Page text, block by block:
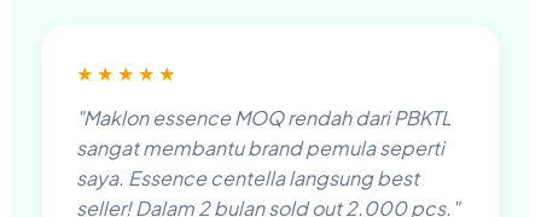
★★★★★
"Maklon essence MOQ rendah dari PBKTL
sangat membantu brand pemula seperti
saya. Essence centella langsung best
seller! Dalam 2 bulan sold out 2.000 pcs."